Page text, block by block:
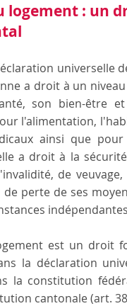
logement : un
universelle
a droit à un
son bien-être
l'alimentation,
ainsi que pour
a droit à la
de
de perte de ses
est un droit
la déclaration
la constitution
cantonale (art.